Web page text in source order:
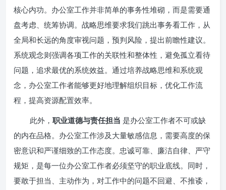
核心内功。办公室工作并非简单的事务性堆砌，而是需要通
盘考虑、统筹协调。战略思维要求我们跳出事务看工作，从
全局和长远的角度审视问题，预判风险，提出前瞻性建议。
系统观念则强调各项工作的关联性和整体性，避免孤立看待
问题，追求最优的系统效益。通过培养战略思维和系统观
念，办公室工作者能够更好地理解组织目标，优化工作流
程，提高资源配置效率。
此外， 职业道德与责任担当 是办公室工作者不可或缺
的内在品格。办公室工作涉及大量敏感信息，需要高度的保
密意识和严谨细致的工作态度。忠诚可靠、廉洁自律、严守
规矩，是每一位办公室工作者必须坚守的职业底线。同时，
要敢于担当、主动作为，对工作中的问题不回避、不推诿，